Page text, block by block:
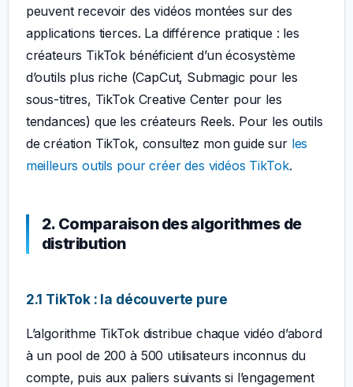
peuvent recevoir des vidéos montées sur des
applications tierces. La différence pratique : les
créateurs TikTok bénéficient d’un écosystème
d’outils plus riche (CapCut, Submagic pour les
sous-titres, TikTok Creative Center pour les
tendances) que les créateurs Reels. Pour les outils
de création TikTok, consultez mon guide sur les
meilleurs outils pour créer des vidéos TikTok.
2. Comparaison des algorithmes de
distribution
2.1 TikTok : la découverte pure
L’algorithme TikTok distribue chaque vidéo d’abord
à un pool de 200 à 500 utilisateurs inconnus du
compte, puis aux paliers suivants si l’engagement